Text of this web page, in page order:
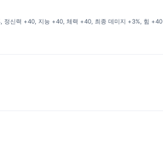
정신력 +40, 지능 +40, 체력 +40, 최종 데미지 +3%, 힘 +40